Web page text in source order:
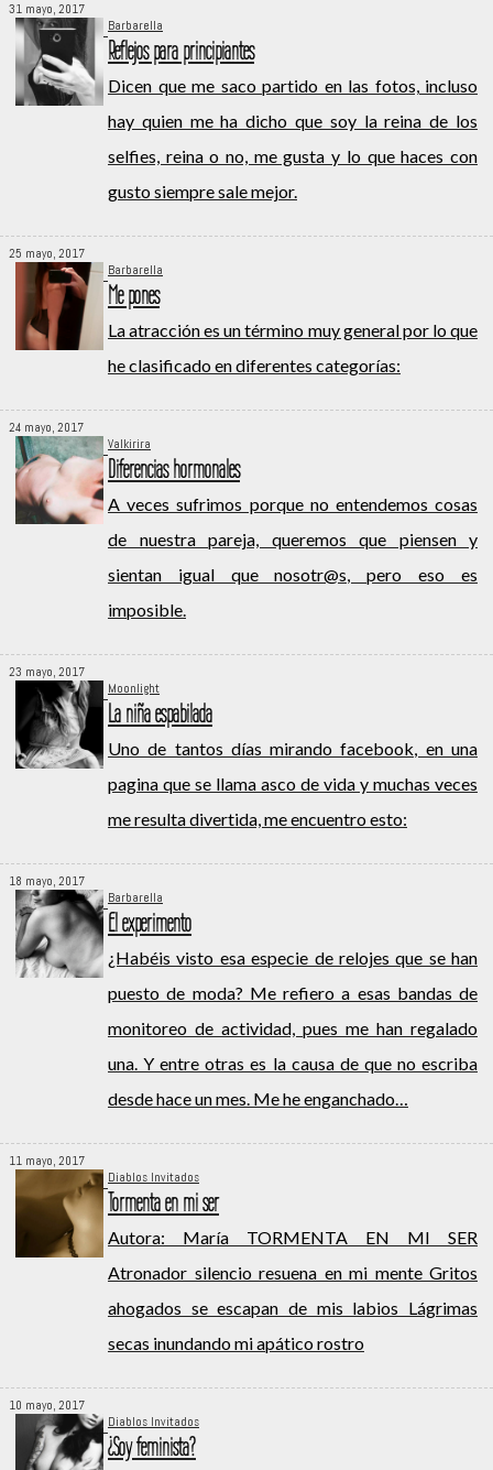
31 mayo, 2017
Barbarella
Reflejos para principiantes
Dicen que me saco partido en las fotos, incluso
hay quien me ha dicho que soy la reina de los
selfies, reina o no, me gusta y lo que haces con
gusto siempre sale mejor.
25 mayo, 2017
Barbarella
Me pones
La atracción es un término muy general por lo que
he clasificado en diferentes categorías:
24 mayo, 2017
Valkirira
Diferencias hormonales
A veces sufrimos porque no entendemos cosas
de nuestra pareja, queremos que piensen y
sientan igual que nosotr@s, pero eso es
imposible.
23 mayo, 2017
Moonlight
La niña espabilada
Uno de tantos días mirando facebook, en una
pagina que se llama asco de vida y muchas veces
me resulta divertida, me encuentro esto:
18 mayo, 2017
Barbarella
El experimento
¿Habéis visto esa especie de relojes que se han
puesto de moda? Me refiero a esas bandas de
monitoreo de actividad, pues me han regalado
una. Y entre otras es la causa de que no escriba
desde hace un mes. Me he enganchado…
11 mayo, 2017
Diablos Invitados
Tormenta en mi ser
Autora: María TORMENTA EN MI SER
Atronador silencio resuena en mi mente Gritos
ahogados se escapan de mis labios Lágrimas
secas inundando mi apático rostro
10 mayo, 2017
Diablos Invitados
¿Soy feminista?